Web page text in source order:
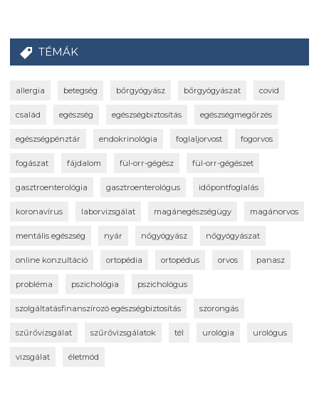
TÉMÁK
allergia betegség bőrgyógyász bőrgyógyászat covid
család egészség egészségbiztosítás egészségmegőrzés
egészségpénztár endokrinológia foglaljorvost fogorvos
fogászat fájdalom fül-orr-gégész fül-orr-gégészet
gasztroenterológia gasztroenterológus időpontfoglalás
koronavírus laborvizsgálat magánegészségügy magánorvos
mentális egészség nyár nőgyógyász nőgyógyászat
online konzultáció ortopédia ortopédus orvos panasz
probléma pszichológia pszichológus
szolgáltatásfinanszírozó egészségbiztosítás szorongás
szűrővizsgálat szűrővizsgálatok tél urológia urológus
vizsgálat életmód